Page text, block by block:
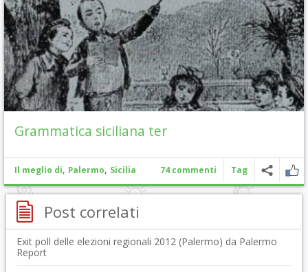
Grammatica siciliana ter
Il meglio di, Palermo, Sicilia 74 commenti Tag
Post correlati
Exit poll delle elezioni regionali 2012 (Palermo) da Palermo
Report